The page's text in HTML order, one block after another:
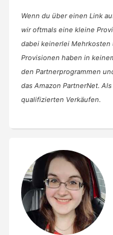
Wenn du über einen Link
wir oftmals eine kleine
dabei keinerlei
Provisionen haben in
den Partnerprogrammen
das Amazon PartnerNet.
qualifizierten Verkäufen.